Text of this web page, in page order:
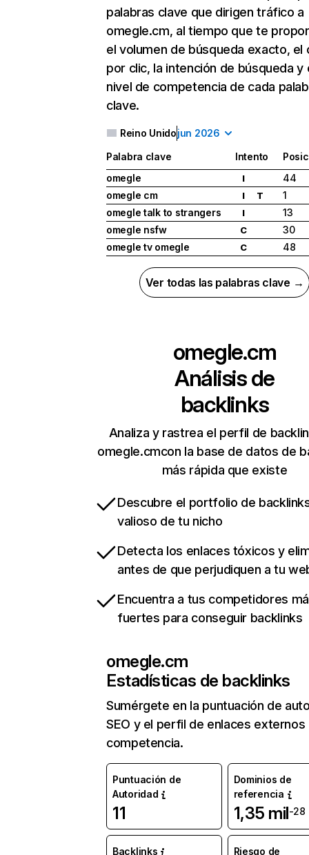
palabras clave que dirigen tráfico a
omegle.cm, al tiempo que te
el volumen de búsqueda exacto, el
por clic, la intención de búsqueda y
nivel de competencia de cada
clave.
Reino Unidojun 2026
Palabra clave Intento
omegle
I
44
omegle cm
I T
1
omegle talk to strangers
I
13
omegle nsfw
C
30
omegle tv omegle
C 48
Ver todas las palabras clave →
omegle.cm
Análisis de
backlinks
Analiza y rastrea el perfil de
omegle.cmcon la base de datos de
más rápida que existe
Descubre el portfolio de
valioso de tu nicho
Detecta los enlaces tóxicos y
antes de que perjudiquen a tu
Encuentra a tus competidores
fuertes para conseguir backlinks
omegle.cm
Estadísticas de backlinks
Sumérgete en la puntuación de
SEO y el perfil de enlaces externos
competencia.
Puntuación de
Autoridad
11
Dominios de
referencia
1,35 mil-28
Backlinks Riesgo de